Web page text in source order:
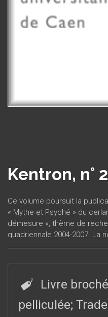
Kentron, n°
Ce volume poursuit la
« Mythe et Psyché » du
démesure », thème de
quadriennale 2004-2007. La
suscite ce thème est
Livre
pelliculée;